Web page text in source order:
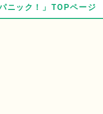
ック！」TOPページ